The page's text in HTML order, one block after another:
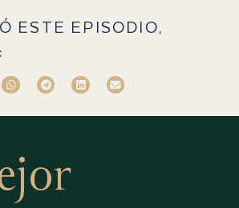
ESTE EPISODIO,